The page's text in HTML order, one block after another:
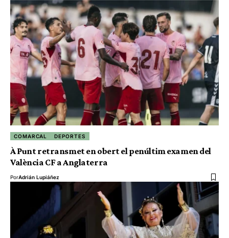
COMARCAL DEPORTES
À Punt retransmet en obert el penúltim examen del
València CF a Anglaterra
PorAdrián Lupiáñez